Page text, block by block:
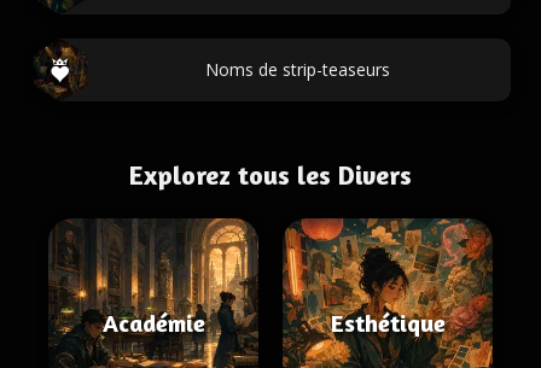
Noms de strip-teaseurs
Explorez tous les Divers
Académie Esthétique